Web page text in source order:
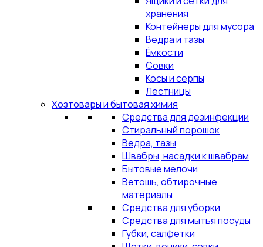
хранения
Контейнеры для мусора
Ведра и тазы
Ёмкости
Совки
Косы и серпы
Лестницы
Хозтовары и бытовая химия
Средства для дезинфекции
Стиральный порошок
Ведра, тазы
Швабры, насадки к швабрам
Бытовые мелочи
Ветошь, обтирочные
материалы
Средства для уборки
Средства для мытья посуды
Губки, салфетки